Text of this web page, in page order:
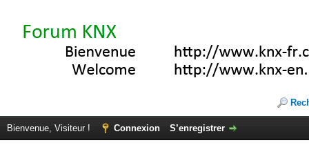
Bienvenue, Visiteur ! Connexion S’enregistrer